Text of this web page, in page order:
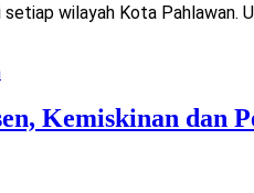
wilayah Kota
Kemiskinan dan